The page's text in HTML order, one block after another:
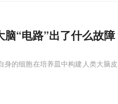
脑“电路”出了什么故障
的细胞在培养皿中构建人类大脑